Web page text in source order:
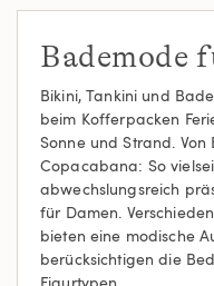
Bademode
Bikini, Tankini und
beim Kofferpacken
Sonne und Strand.
Copacabana: So
abwechslungsreich
für Damen.
bieten eine modische
berücksichtigen die